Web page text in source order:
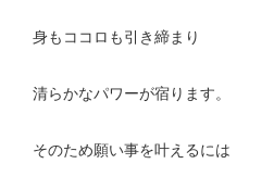
身もココロも引き締まり
清らかなパワーが宿ります。
そのため願い事を叶えるには